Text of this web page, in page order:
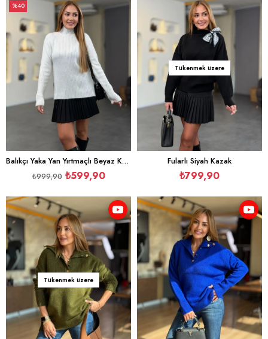
Balıkçı Yaka Yan Yırtmaçlı Beyaz Kazak
₺599,90
₺999,90
%40
İndirim
%40İndirim
Tükenmek üzere
Fularlı Siyah Kazak
₺799,90
Tükenmek üzere